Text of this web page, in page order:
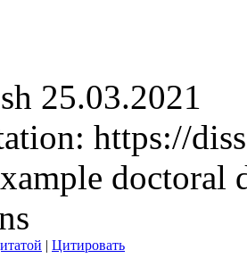
25.03.2021
https://
doctoral
| Цитировать